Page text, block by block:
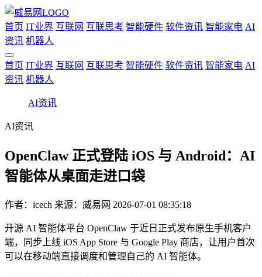
首页 IT业界 互联网 互联思考 智能硬件 软件资讯 智能家电 AI
资讯 机器人
首页 IT业界 互联网 互联思考 智能硬件 软件资讯 智能家电 AI
资讯 机器人
AI资讯
AI资讯
OpenClaw 正式登陆 iOS 与 Android：AI
智能体从桌面走进口袋
作者： icech 来源：威易网 2026-07-01 08:35:18
开源 AI 智能体平台 OpenClaw 于近日正式发布原生手机客户
端，同步上线 iOS App Store 与 Google Play 商店，让用户首次
可以在移动端直接调度和管理自己的 AI 智能体。​